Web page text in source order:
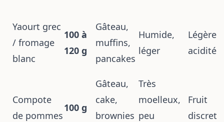
Yaourt grec
/ fromage
blanc
100 à
120 g
Gâteau,
muffins,
pancakes
Humide,
léger
Légère
acidité
Compote
de pommes
100 g
Gâteau,
cake,
brownies
Très
moelleux,
peu
Fruit
discret